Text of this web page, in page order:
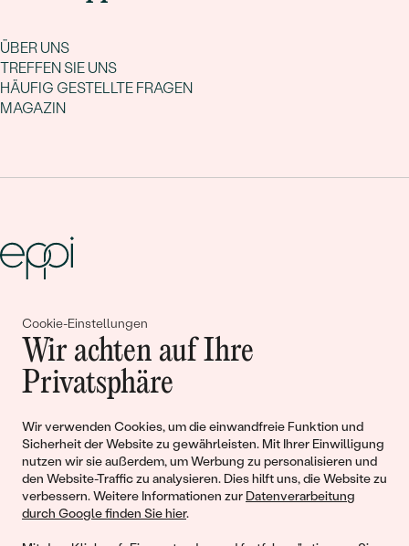
Cookie-Einstellungen
Wir achten auf Ihre
Privatsphäre
Wir verwenden Cookies, um die einwandfreie Funktion und
Sicherheit der Website zu gewährleisten. Mit Ihrer Einwilligung
nutzen wir sie außerdem, um Werbung zu personalisieren und
den Website-Traffic zu analysieren. Dies hilft uns, die Website zu
verbessern. Weitere Informationen zur Datenverarbeitung
durch Google finden Sie hier.
ÜBER UNS
TREFFEN SIE UNS
HÄUFIG GESTELLTE FRAGEN
MAGAZIN
Gemeinsam erschaffen wir
Geschichten von Schönheit und
Liebe
Begleiten Sie uns!